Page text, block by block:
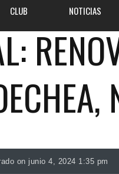
CLUB NOTICIAS
on junio 4, 2024 1:35 pm